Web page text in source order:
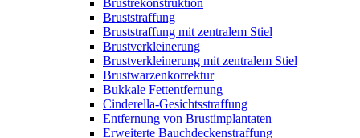
Bruststraffung
Bruststraffung mit zentralem Stiel
Brustverkleinerung
Brustverkleinerung mit zentralem Stiel
Brustwarzenkorrektur
Bukkale Fettentfernung
Cinderella-Gesichtsstraffung
Entfernung von Brustimplantaten
Erweiterte Bauchdeckenstraffung